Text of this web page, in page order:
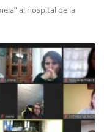
al hospital de la